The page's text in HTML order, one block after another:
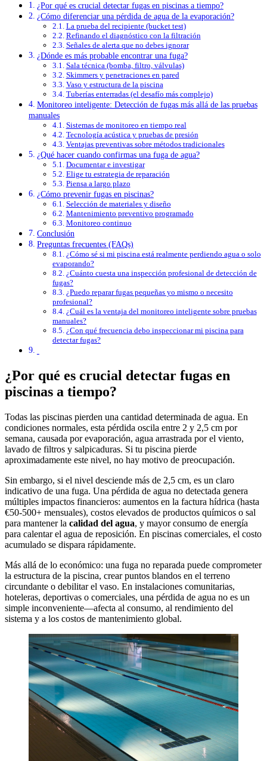
¿Por qué es crucial detectar fugas en piscinas a tiempo?
¿Cómo diferenciar una pérdida de agua de la evaporación?
La prueba del recipiente (bucket test)
Refinando el diagnóstico con la filtración
Señales de alerta que no debes ignorar
¿Dónde es más probable encontrar una fuga?
Sala técnica (bomba, filtro, válvulas)
Skimmers y penetraciones en pared
Vaso y estructura de la piscina
Tuberías enterradas (el desafío más complejo)
Monitoreo inteligente: Detección de fugas más allá de las pruebas
manuales
Sistemas de monitoreo en tiempo real
Tecnología acústica y pruebas de presión
Ventajas preventivas sobre métodos tradicionales
¿Qué hacer cuando confirmas una fuga de agua?
Documentar e investigar
Elige tu estrategia de reparación
Piensa a largo plazo
¿Cómo prevenir fugas en piscinas?
Selección de materiales y diseño
Mantenimiento preventivo programado
Monitoreo continuo
Conclusión
Preguntas frecuentes (FAQs)
¿Cómo sé si mi piscina está realmente perdiendo agua o solo
evaporando?
¿Cuánto cuesta una inspección profesional de detección de
fugas?
¿Puedo reparar fugas pequeñas yo mismo o necesito
profesional?
¿Cuál es la ventaja del monitoreo inteligente sobre pruebas
manuales?
¿Con qué frecuencia debo inspeccionar mi piscina para
detectar fugas?
¿Por qué es crucial detectar fugas en
piscinas a tiempo?
Todas las piscinas pierden una cantidad determinada de agua. En
condiciones normales, esta pérdida oscila entre 2 y 2,5 cm por
semana, causada por evaporación, agua arrastrada por el viento,
lavado de filtros y salpicaduras. Si tu piscina pierde
aproximadamente este nivel, no hay motivo de preocupación.
Sin embargo, si el nivel desciende más de 2,5 cm, es un claro
indicativo de una fuga. Una pérdida de agua no detectada genera
múltiples impactos financieros: aumentos en la factura hídrica (hasta
€50-500+ mensuales), costos elevados de productos químicos o sal
para mantener la calidad del agua, y mayor consumo de energía
para calentar el agua de reposición. En piscinas comerciales, el costo
acumulado se dispara rápidamente.
Más allá de lo económico: una fuga no reparada puede comprometer
la estructura de la piscina, crear puntos blandos en el terreno
circundante o debilitar el vaso. En instalaciones comunitarias,
hoteleras, deportivas o comerciales, una pérdida de agua no es un
simple inconveniente—afecta al consumo, al rendimiento del
sistema y a los costos de mantenimiento global.